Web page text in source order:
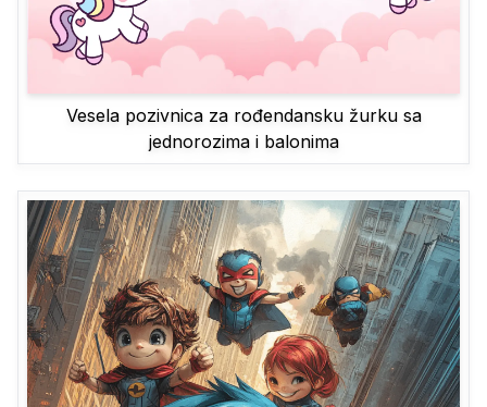
Vesela pozivnica za rođendansku žurku sa
jednorozima i balonima